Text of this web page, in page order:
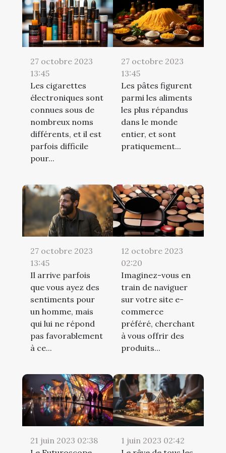
27 octobre 2023
13:45
Les cigarettes
électroniques sont
connues sous de
nombreux noms
différents, et il est
parfois difficile
pour...
27 octobre 2023
13:45
Les pâtes figurent
parmi les aliments
les plus répandus
dans le monde
entier, et sont
pratiquement...
27 octobre 2023
13:45
Il arrive parfois
que vous ayez des
sentiments pour
un homme, mais
qui lui ne répond
pas favorablement
à ce...
12 octobre 2023
02:20
Imaginez-vous en
train de naviguer
sur votre site e-
commerce
préféré, cherchant
à vous offrir des
produits...
21 juin 2023 02:38
1 juin 2023 02:42